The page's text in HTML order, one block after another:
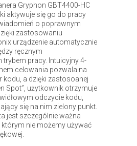
Gryphon GBT4400-HC
aktywuje się go do pracy
o poprawnym
zastosowaniu
urządzenie automatycznie
ręcznym
pracy. Intuicyjny 4-
celowania pozwala na
kodu, a dzięki zastosoanej
Spot”, użytkownik otrzymuje
odczycie kodu,
się na nim zielony punkt.
jest szczególnie ważna
nie możemy używać